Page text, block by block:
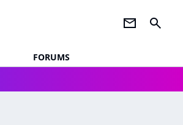
newsletter search
FORUMS